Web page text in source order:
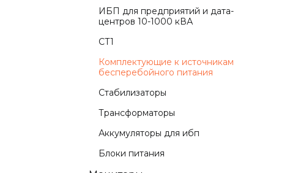
ИБП для предприятий и дата-
центров 10-1000 кВА
СТ1
Комплектующие к источникам
бесперебойного питания
Стабилизаторы
Трансформаторы
Аккумуляторы для ибп
Блоки питания